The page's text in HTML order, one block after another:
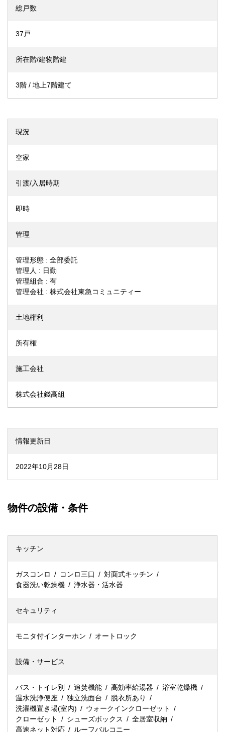
総戸数
37戸
所在階/建物階建
3階 / 地上7階建て
現況
空家
引渡/入居時期
即時
管理
管理形態 : 全部委託
管理人 : 日勤
管理組合 : 有
管理会社 : 株式会社東急コミュニティー
土地権利
所有権
施工会社
株式会社錢高組
情報更新日
2022年10月28日
物件の設備・条件
キッチン
ガスコンロ コンロ三口
対面式キッチン
食器洗い乾燥機
浄水器・活水器
セキュリティ
モニタ付インターホン オートロック
設備・サービス
バス・トイレ別 追焚機能 高効率給湯器
浴室乾燥機
温水洗浄便座
独立洗面台
脱衣所あり
洗濯機置き場(室内)
ウォークインクローゼット
クローゼット
シューズボックス
全居室収納
高速ネット対応
ルーフバルコニー